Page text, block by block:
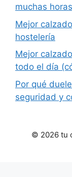
muchas
Mejor
hostelería
Mejor
todo el día
Por qué
seguridad y
© 2026 tu